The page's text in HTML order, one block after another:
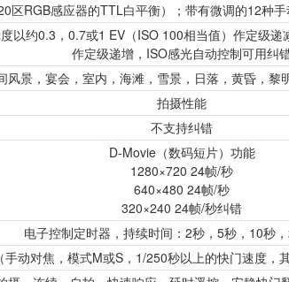
区RGB感应器的TTL白平衡）；带有微调的12种
约0.3，0.7或1 EV（ISO 100相当值）作定级
作定级递增，ISO感光自动控制可用纠
景，宴会，室内，海滩，雪景，日落，黄昏，
拍摄性能
不支持纠错
D-Movie（数码短片）功能
1280×720 24帧/秒
640×480 24帧/秒
320×240 24帧/秒纠错
电子控制定时器，持续时间：2秒，5秒，10秒
手动对焦，模式M或S，1/250秒以上的快门速度，